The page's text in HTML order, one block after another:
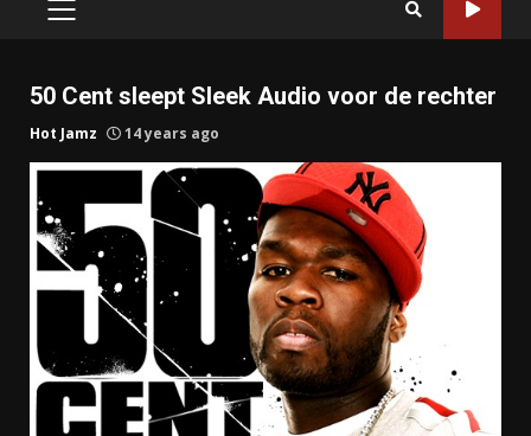
PRIMARY
50 Cent sleept Sleek Audio voor de rechter
Hot Jamz 14 years ago